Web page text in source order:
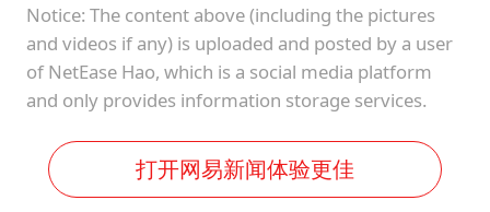
Notice: The content above (including the pictures
and videos if any) is uploaded and posted by a user
of NetEase Hao, which is a social media platform
and only provides information storage services.
打开网易新闻体验更佳